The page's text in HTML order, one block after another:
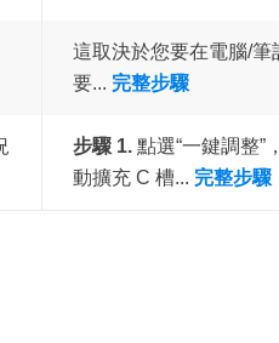
這取決於您要在電腦/
要... 完整步驟
步驟 1. 點選“一鍵調整”
動擴充 C 槽... 完整步驟